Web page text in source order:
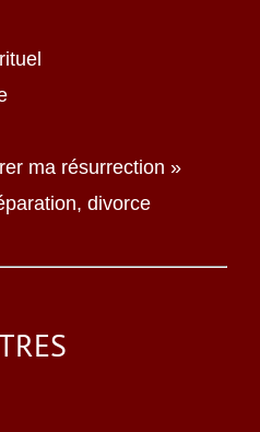
ma résurrection »
divorce